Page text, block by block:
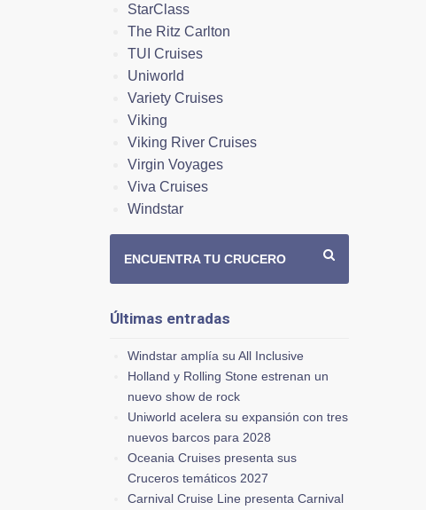
StarClass
The Ritz Carlton
TUI Cruises
Uniworld
Variety Cruises
Viking
Viking River Cruises
Virgin Voyages
Viva Cruises
Windstar
ENCUENTRA TU CRUCERO
Últimas entradas
Windstar amplía su All Inclusive
Holland y Rolling Stone estrenan un
nuevo show de rock
Uniworld acelera su expansión con tres
nuevos barcos para 2028
Oceania Cruises presenta sus
Cruceros temáticos 2027
Carnival Cruise Line presenta Carnival